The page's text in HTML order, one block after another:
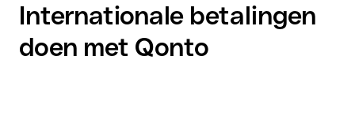
Internationale betalingen
doen met Qonto